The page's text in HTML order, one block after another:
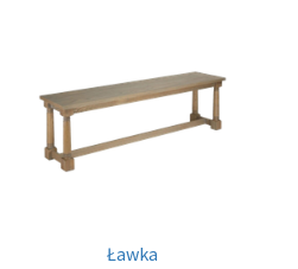
Ławka